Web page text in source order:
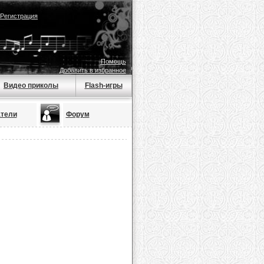
Регистрация
Помощь
Добавить в избранное
Видео приколы Flash-игры
Форум